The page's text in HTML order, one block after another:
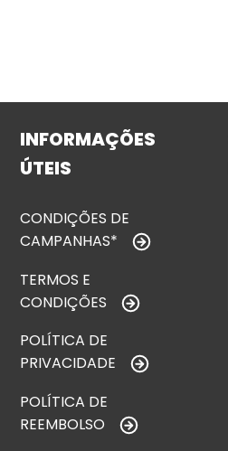
INFORMAÇÕES
ÚTEIS
CONDIÇÕES DE
CAMPANHAS*
TERMOS E
CONDIÇÕES
POLÍTICA DE
PRIVACIDADE
POLÍTICA DE
REEMBOLSO